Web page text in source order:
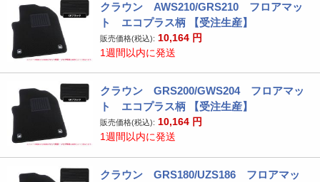
クラウン AWS210/GRS210 フロアマッ
ト エコプラス柄 【受注生産】
販売価格(税込): 10,164 円
1週間以内に発送
クラウン GRS200/GWS204 フロアマッ
ト エコプラス柄 【受注生産】
販売価格(税込): 10,164 円
1週間以内に発送
クラウン GRS180/UZS186 フロアマッ